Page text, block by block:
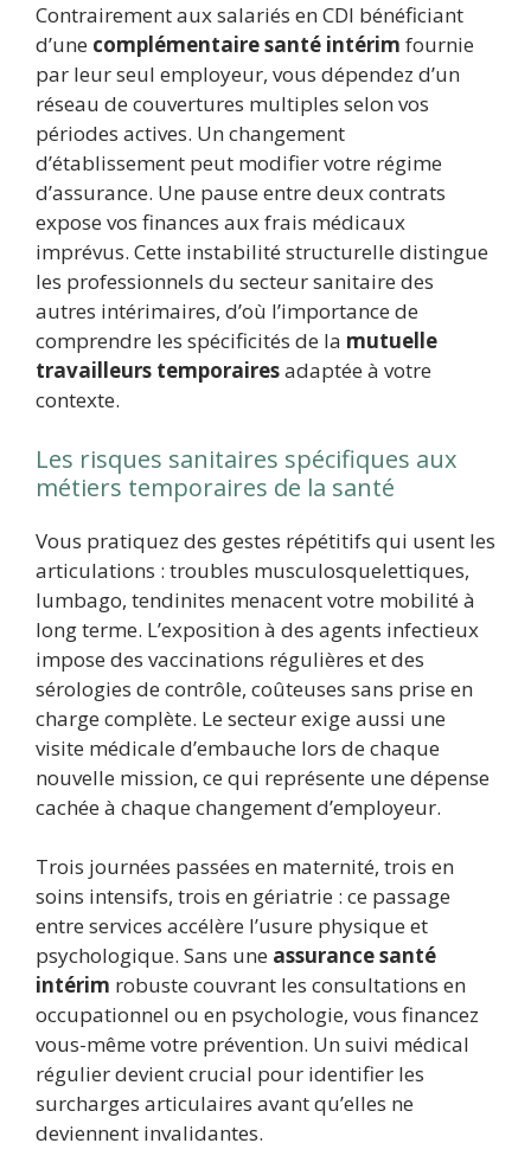
Contrairement aux salariés en CDI bénéficiant
d’une complémentaire santé intérim fournie
par leur seul employeur, vous dépendez d’un
réseau de couvertures multiples selon vos
périodes actives. Un changement
d’établissement peut modifier votre régime
d’assurance. Une pause entre deux contrats
expose vos finances aux frais médicaux
imprévus. Cette instabilité structurelle distingue
les professionnels du secteur sanitaire des
autres intérimaires, d’où l’importance de
comprendre les spécificités de la mutuelle
travailleurs temporairesadaptée à votre
contexte.
Les risques sanitaires spécifiques aux
métiers temporaires de la santé
Vous pratiquez des gestes répétitifs qui usent les
articulations : troubles musculosquelettiques,
lumbago, tendinites menacent votre mobilité à
long terme. L’exposition à des agents infectieux
impose des vaccinations régulières et des
sérologies de contrôle, coûteuses sans prise en
charge complète. Le secteur exige aussi une
visite médicale d’embauche lors de chaque
nouvelle mission, ce qui représente une dépense
cachée à chaque changement d’employeur.
Trois journées passées en maternité, trois en
soins intensifs, trois en gériatrie : ce passage
entre services accélère l’usure physique et
psychologique. Sans une assurance santé
intérim robuste couvrant les consultations en
occupationnel ou en psychologie, vous financez
vous-même votre prévention. Un suivi médical
régulier devient crucial pour identifier les
surcharges articulaires avant qu’elles ne
deviennent invalidantes.